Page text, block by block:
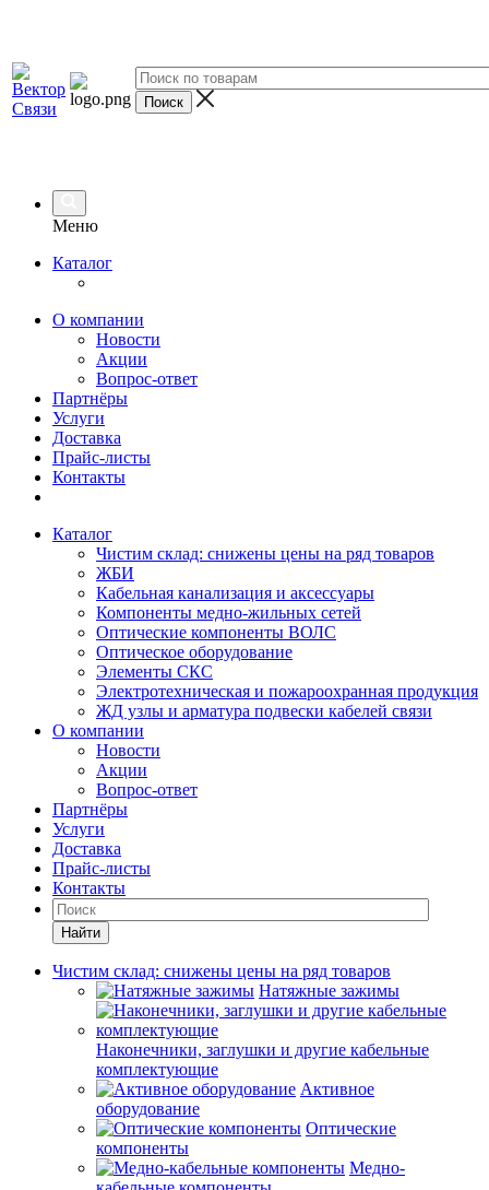
Меню
Каталог
О компании
Новости
Акции
Вопрос-ответ
Партнёры
Услуги
Доставка
Прайс-листы
Контакты
Каталог
Чистим склад: снижены цены на ряд товаров
ЖБИ
Кабельная канализация и аксессуары
Компоненты медно-жильных сетей
Оптические компоненты ВОЛС
Оптическое оборудование
Элементы СКС
Электротехническая и пожароохранная продукция
ЖД узлы и арматура подвески кабелей связи
О компании
Новости
Акции
Вопрос-ответ
Партнёры
Услуги
Доставка
Прайс-листы
Контакты
Найти
Чистим склад: снижены цены на ряд товаров
Натяжные зажимы
Наконечники, заглушки и другие кабельные
комплектующие
Активное
оборудование
Оптические
компоненты
Медно-